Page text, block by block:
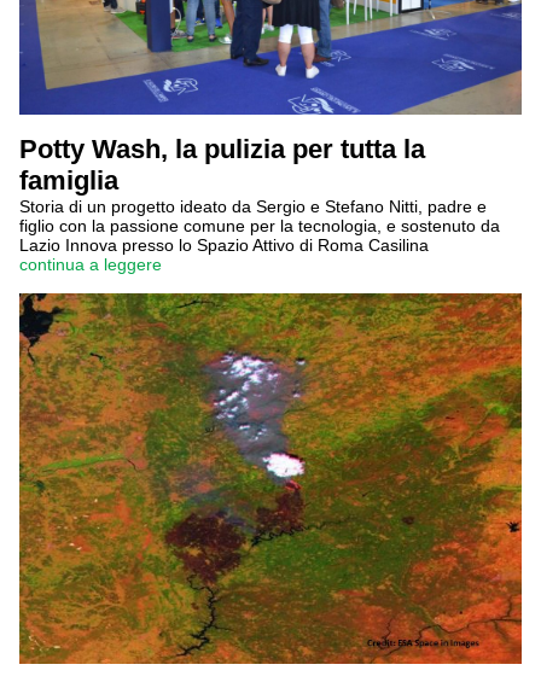
Potty Wash, la pulizia per tutta la
famiglia
Storia di un progetto ideato da Sergio e Stefano Nitti, padre e
figlio con la passione comune per la tecnologia, e sostenuto da
Lazio Innova presso lo Spazio Attivo di Roma Casilina
continua a leggere